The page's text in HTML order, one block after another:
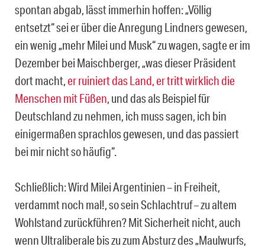
spontan abgab, lässt immerhin hoffen: „Völlig
entsetzt“ sei er über die Anregung Lindners gewesen,
ein wenig „mehr Milei und Musk“ zu wagen, sagte er im
Dezember bei Maischberger, „was dieser Präsident
dort macht,er ruiniert das Land, er tritt wirklich die
Menschen mit Füßen, und das als Beispiel für
Deutschland zu nehmen, ich muss sagen, ich bin
einigermaßen sprachlos gewesen, und das passiert
bei mir nicht so häufig“.
Schließlich: Wird Milei Argentinien – in Freiheit,
verdammt noch mal!, so sein Schlachtruf – zu altem
Wohlstand zurückführen? Mit Sicherheit nicht, auch
wenn Ultraliberale bis zu zum Absturz des „Maulwurfs,